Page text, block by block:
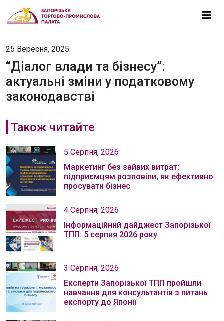
25 Вересня, 2025
“Діалог влади та бізнесу”:
актуальні зміни у податковому
законодавстві
Також читайте
5 Серпня, 2026
Маркетинг без зайвих витрат:
підприємцям розповіли, як ефективно
просувати бізнес
4 Серпня, 2026
Інформаційний дайджест Запорізької
ТПП: 5 серпня 2026 року
3 Серпня, 2026
Експерти Запорізької ТПП пройшли
навчання для консультантів з питань
експорту до Японії